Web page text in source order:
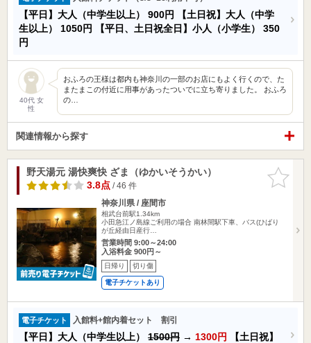
【平日】大人（中学生以上） 900円
【土日祝】大人（中学
生以上） 1050円 【平日、土日祝全日】小人（小学生） 350
円
40代 女
性
おふろの王様は都内も神奈川の一部のお店にもよく行くので、た
またまこの付近に用事があったついでに立ち寄りました。 おふろ
の…
関連情報から探す
お気に入
りに追加
野天湯元 湯快爽快 ざま（ゆかいそうかい）
3.8点/ 46 件
神奈川県 / 座間市
相武台前駅1.34km
小田急江ノ島線ご利用の場合 南林間駅下車、バス(ひばり
が丘経由日産行…
営業時間 9:00～24:00
入浴料金 900円～
日帰り 切り傷
電子チケットあり
電子チケット 入館料+館内着セット 割引
【平日】大人（中学生以上） 1500円 → 1300円
【土日祝】